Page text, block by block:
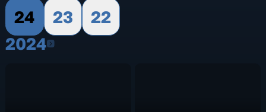
24
23
22
20242024